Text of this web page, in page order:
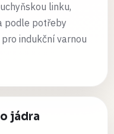
linku,
podle potřeby
indukční varnou
jádra